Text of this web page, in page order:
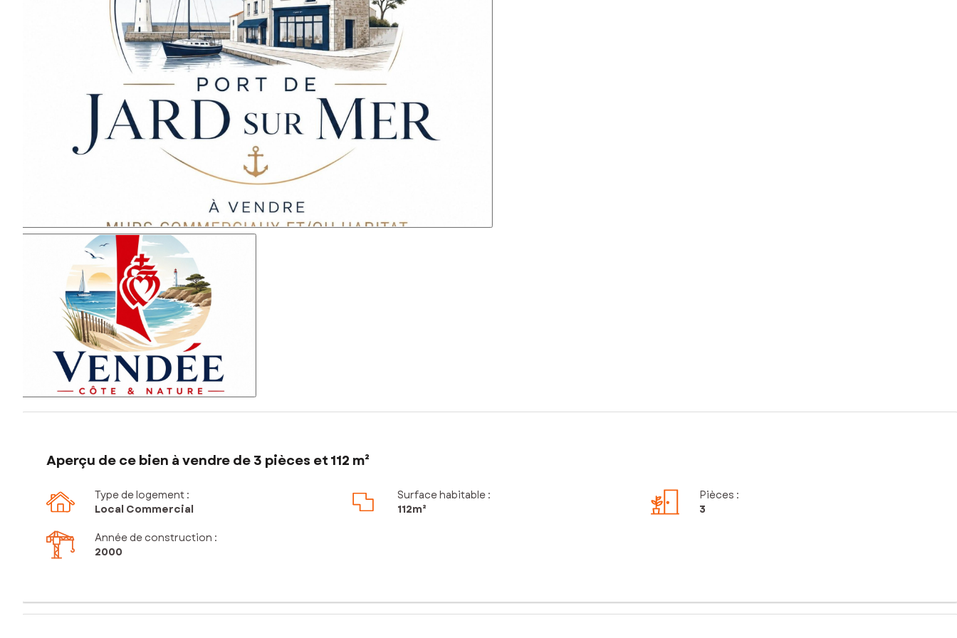
Aperçu de ce bien à vendre de 3 pièces et 112 m²
Type de logement :
Local Commercial
Surface habitable :
112m²
Pièces :
3
Année de construction :
2000